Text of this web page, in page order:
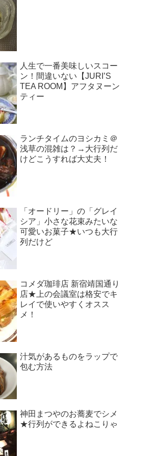
人生で一番美味しいスコー
ン！間違いない【JURI’S
TEA ROOM】アフタヌーン
ティー
ランチタイムのヨシカミ＠
浅草の混雑は？→大行列だ
けどこうすれば大丈夫！
「オードリー」の「グレイ
シア」小さな花束みたいな
可愛いお菓子★いつも大行
列だけど
コメダ珈琲店 新宿靖国通り
店★上の会議室は格安でキ
レイで使いやすくオスス
メ！
汁気があるものをラップで
包む方法
神田まつやのお蕎麦でシメ
★行列ができるよねこりゃ